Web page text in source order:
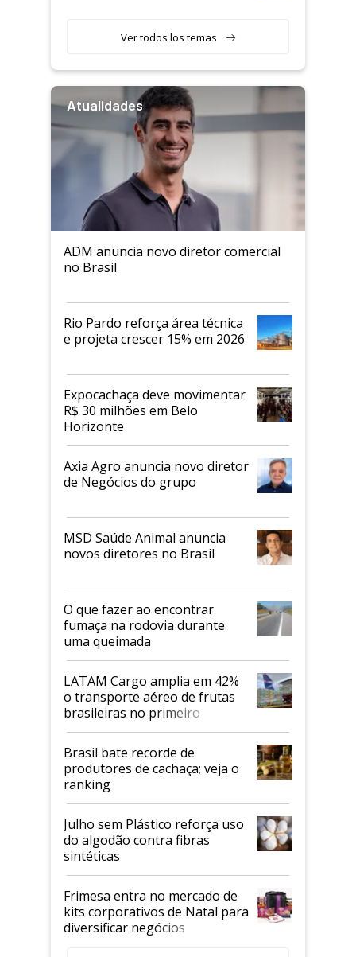
Ver todos los temas
Atualidades
ADM anuncia novo diretor comercial
no Brasil
Rio Pardo reforça área técnica
e projeta crescer 15% em 2026
Expocachaça deve movimentar
R$ 30 milhões em Belo
Horizonte
Axia Agro anuncia novo diretor
de Negócios do grupo
MSD Saúde Animal anuncia
novos diretores no Brasil
O que fazer ao encontrar
fumaça na rodovia durante
uma queimada
LATAM Cargo amplia em 42%
o transporte aéreo de frutas
brasileiras no primeiro
semestre
Brasil bate recorde de
produtores de cachaça; veja o
ranking
Julho sem Plástico reforça uso
do algodão contra fibras
sintéticas
Frimesa entra no mercado de
kits corporativos de Natal para
diversificar negócios